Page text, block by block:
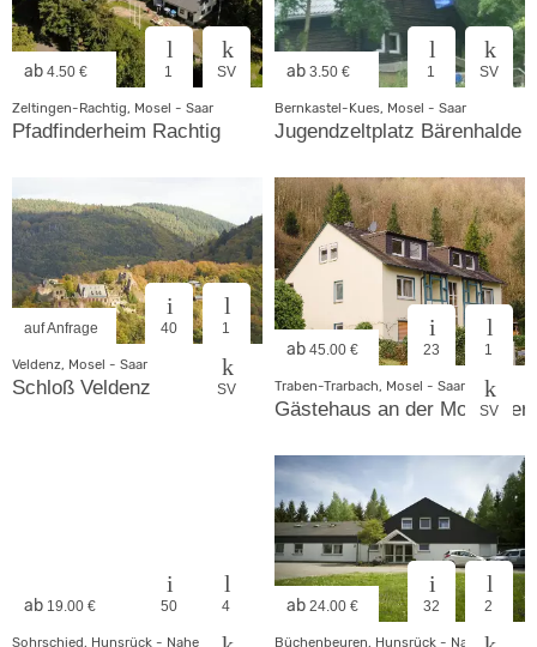
ab 4.50 € 1 SV
Zeltingen-Rachtig, Mosel - Saar
Pfadfinderheim Rachtig
ab 3.50 € 1 SV
Bernkastel-Kues, Mosel - Saar
Jugendzeltplatz Bärenhalde
auf Anfrage 40 1
SV
Veldenz, Mosel - Saar
Schloß Veldenz
ab 45.00 € 23 1
SV
Traben-Trarbach, Mosel - Saar
Gästehaus an der
ab 19.00 € 50 4
Sohrschied, Hunsrück - Nahe
ab 24.00 € 32 2
Büchenbeuren, Hunsrück - Nahe